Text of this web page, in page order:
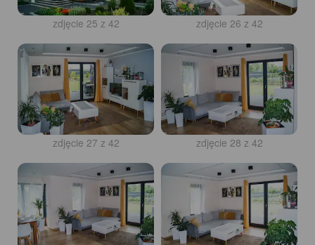
zdjęcie 25 z 42 zdjęcie 26 z 42
zdjęcie 27 z 42 zdjęcie 28 z 42